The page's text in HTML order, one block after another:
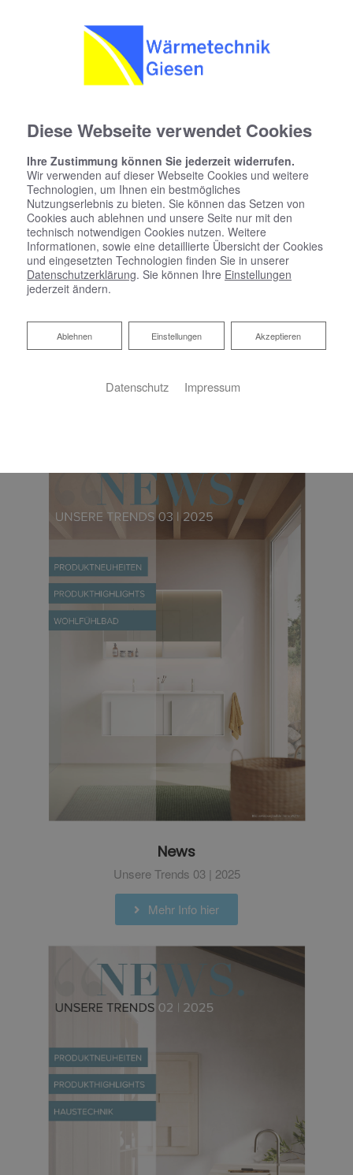
Downloadbereich
Kundenzeitung
News
Unsere Trends 03 | 2025
Mehr Info hier
Diese Webseite verwendet Cookies
Ihre Zustimmung können Sie jederzeit widerrufen.
Wir verwenden auf dieser Webseite Cookies und weitere
Technologien, um Ihnen ein bestmögliches
Nutzungserlebnis zu bieten. Sie können das Setzen von
Cookies auch ablehnen und unsere Seite nur mit den
technisch notwendigen Cookies nutzen. Weitere
Informationen, sowie eine detaillierte Übersicht der Cookies
und eingesetzten Technologien finden Sie in unserer
Datenschutzerklärung. Sie können Ihre Einstellungen
jederzeit ändern.
Akzeptieren
Einstellungen
Ablehnen
Ablehnen
Datenschutz Impressum